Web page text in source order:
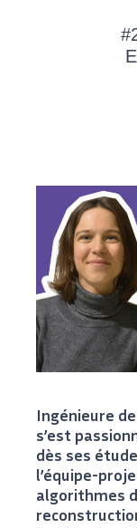
Ingénieure
s’est
dès ses
l’équipe-
algorithmes